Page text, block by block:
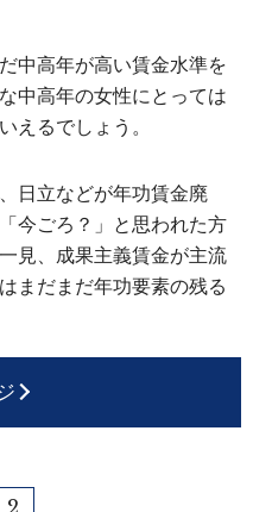
中高年が高い賃金水準を
中高年の女性にとっては
えるでしょう。
日立などが年功賃金廃
今ごろ？」と思われた方
見、成果主義賃金が主流
まだまだ年功要素の残る
2